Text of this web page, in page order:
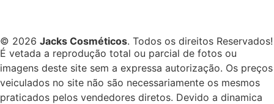
© 2026 Jacks Cosméticos. Todos os direitos Reservados!
É vetada a reprodução total ou parcial de fotos ou
imagens deste site sem a expressa autorização. Os preços
veiculados no site não são necessariamente os mesmos
praticados pelos vendedores diretos. Devido a dinamica